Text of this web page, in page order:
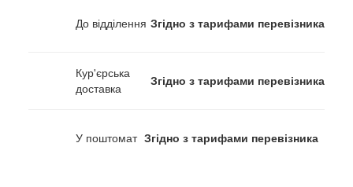
До відділення Згідно з тарифами перевізника
Кур'єрська
доставка
Згідно з тарифами перевізника
У поштомат Згідно з тарифами перевізника